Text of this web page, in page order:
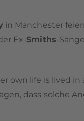
in Manchester
Ex-Smiths-
own life is lived
dass solche